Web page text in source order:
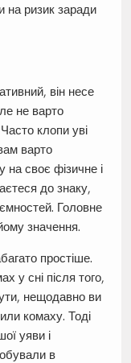
на ризик заради
він несе
не варто
клопи уві
варто
на своє фізичне і
до знаку,
Головне
значення.
простіше.
у сні після того,
нещодавно ви
комаху. Тоді
уяви і
в